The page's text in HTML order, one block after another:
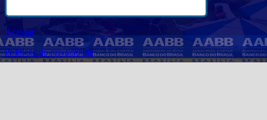
Acessar
Politicas de privacidade